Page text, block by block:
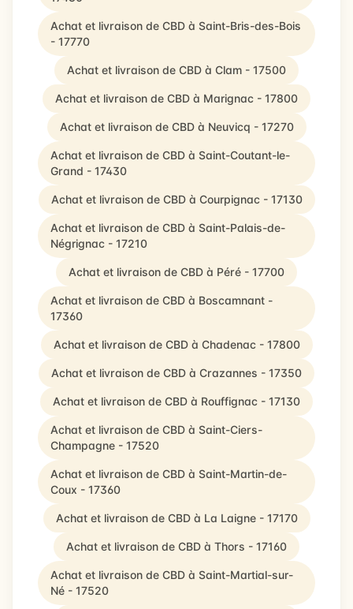
Achat et livraison de CBD à Saint-Bris-des-Bois
- 17770
Achat et livraison de CBD à Clam - 17500
Achat et livraison de CBD à Marignac - 17800
Achat et livraison de CBD à Neuvicq - 17270
Achat et livraison de CBD à Saint-Coutant-le-
Grand - 17430
Achat et livraison de CBD à Courpignac - 17130
Achat et livraison de CBD à Saint-Palais-de-
Négrignac - 17210
Achat et livraison de CBD à Péré - 17700
Achat et livraison de CBD à Boscamnant -
17360
Achat et livraison de CBD à Chadenac - 17800
Achat et livraison de CBD à Crazannes - 17350
Achat et livraison de CBD à Rouffignac - 17130
Achat et livraison de CBD à Saint-Ciers-
Champagne - 17520
Achat et livraison de CBD à Saint-Martin-de-
Coux - 17360
Achat et livraison de CBD à La Laigne - 17170
Achat et livraison de CBD à Thors - 17160
Achat et livraison de CBD à Saint-Martial-sur-
Né - 17520